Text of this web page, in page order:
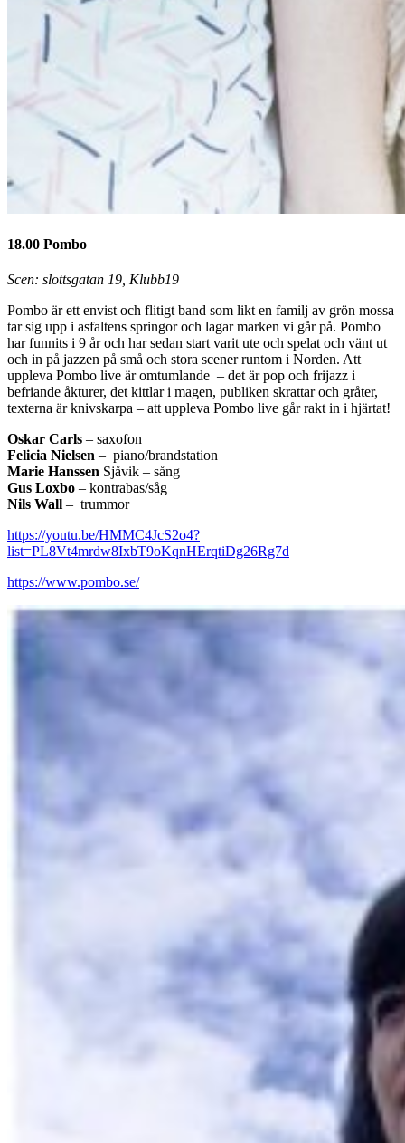
18.00 Pombo
Scen: slottsgatan 19, Klubb19
Pombo är ett envist och flitigt band som likt en familj av grön mossa
tar sig upp i asfaltens springor och lagar marken vi går på. Pombo
har funnits i 9 år och har sedan start varit ute och spelat och vänt ut
och in på jazzen på små och stora scener runtom i Norden. Att
uppleva Pombo live är omtumlande – det är pop och frijazz i
befriande åkturer, det kittlar i magen, publiken skrattar och gråter,
texterna är knivskarpa – att uppleva Pombo live går rakt in i hjärtat!
Oskar Carls – saxofon
Felicia Nielsen – piano/brandstation
Marie Hanssen Sjåvik – sång
Gus Loxbo – kontrabas/såg
Nils Wall – trummor
https://youtu.be/HMMC4JcS2o4?
list=PL8Vt4mrdw8IxbT9oKqnHErqtiDg26Rg7d
https://www.pombo.se/